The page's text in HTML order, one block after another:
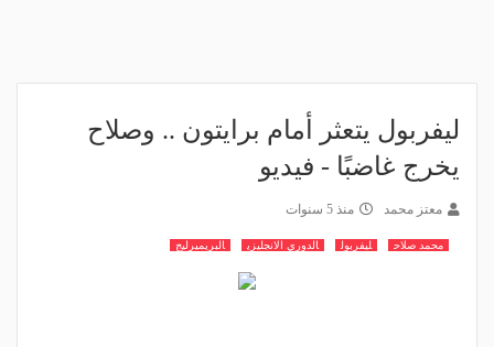
ليفربول يتعثر أمام برايتون .. وصلاح
يخرج غاضبًا - فيديو
معتز محمد منذ 5 سنوات
محمد صلاح ليفربول الدوري الانجليزي البريميرليج